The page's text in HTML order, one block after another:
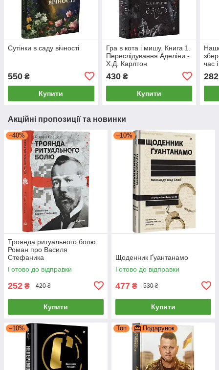
Сутінки в саду вічності
550 ₴
Купити
Гра в кота і мишу. Книга 1.
Переслідування Аделіни -
Х.Д. Карлтон
430₴
Купити
час
282
Акційні пропозиції та новинки
–40%
Троянда ритуального болю.
Роман про Василя
Стефаника
Готово до відправки
252 ₴ 420 ₴
Купити
–10%
Щоденник Ґуантанамо
Готово до відправки
477 ₴ 530 ₴
Купити
–10% Топ Подарунок